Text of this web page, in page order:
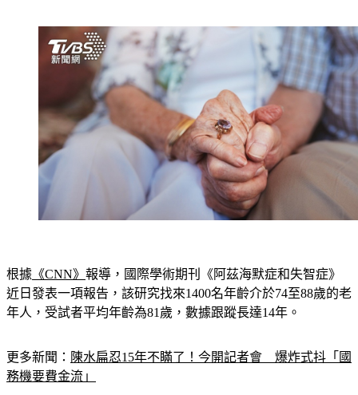
根據 《CNN》 報導，國際學術期刊《阿茲海默症和失智症》
近日發表一項報告，該研究找來1400名年齡介於74至88歲的老
年人，受試者平均年齡為81歲，數據跟蹤長達14年。
更多新聞： 陳水扁忍15年不瞞了！今開記者會　爆炸式抖「國
務機要費金流」